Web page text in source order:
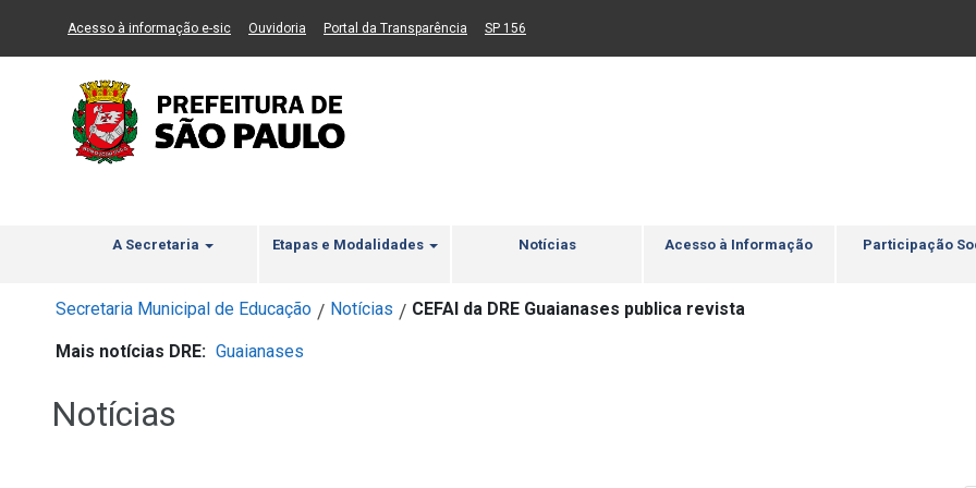
Ir ao Conteúdo Ir para menu principal 2 Ir para busca Ir para rodapé
Acesso à informação e-sic(Link para um novo sítio)
Ouvidoria (Link para um novo sítio)
Portal da Transparência (Link para um novo sítio)
SP 156
A Secretaria Etapas e Modalidades Notícias Acesso à Informação Participação
Secretaria Municipal de Educação / Notícias / CEFAI da DRE Guaianases publica revista
Mais notícias DRE: Guaianases
Notícias